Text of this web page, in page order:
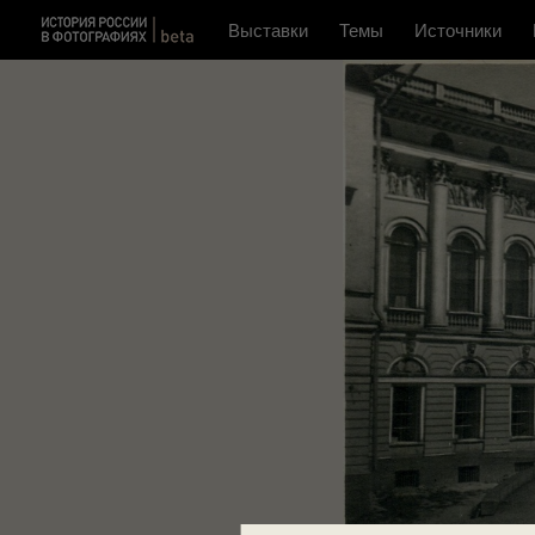
Выставки Темы Источники